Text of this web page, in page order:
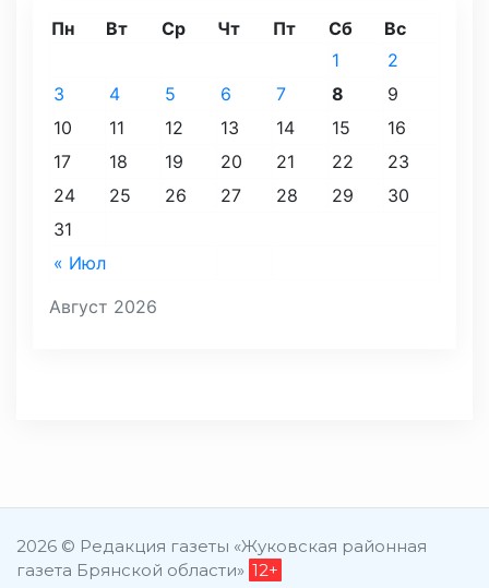
Август 2026
Пн Вт Ср Чт Пт Сб Вс
« Июл
1
2
3
4 5 6 7 8
9
10
11 12 13 14 15
16
17
18 19 20 21 22
23
24
25 26 27 28 29
30
31
2026 © Редакция газеты «Жуковская районная
газета Брянской области» 12+